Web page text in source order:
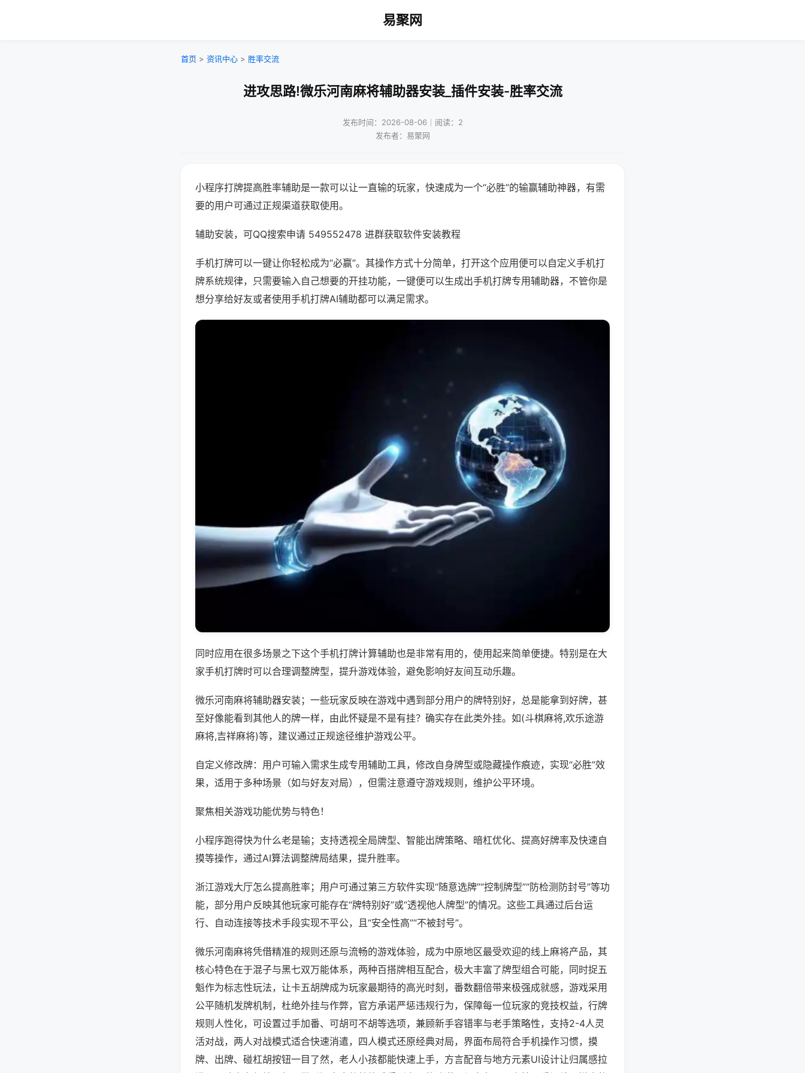
易聚网
首页 > 资讯中心 > 胜率交流
进攻思路!微乐河南麻将辅助器安装_插件安装-胜率交流
发布时间：2026-08-06｜阅读：2
发布者：易聚网
小程序打牌提高胜率辅助是一款可以让一直输的玩家，快速成为一个“必胜”的输赢辅助神器，有需
要的用户可通过正规渠道获取使用。
辅助安装，可QQ搜索申请 549552478 进群获取软件安装教程
手机打牌可以一键让你轻松成为“必赢”。其操作方式十分简单，打开这个应用便可以自定义手机打
牌系统规律，只需要输入自己想要的开挂功能，一键便可以生成出手机打牌专用辅助器，不管你是
想分享给好友或者使用手机打牌AI辅助都可以满足需求。
同时应用在很多场景之下这个手机打牌计算辅助也是非常有用的，使用起来简单便捷。特别是在大
家手机打牌时可以合理调整牌型，提升游戏体验，避免影响好友间互动乐趣。
微乐河南麻将辅助器安装；一些玩家反映在游戏中遇到部分用户的牌特别好，总是能拿到好牌，甚
至好像能看到其他人的牌一样，由此怀疑是不是有挂？确实存在此类外挂。如(斗棋麻将,欢乐途游
麻将,吉祥麻将)等，建议通过正规途径维护游戏公平。
自定义修改牌：用户可输入需求生成专用辅助工具，修改自身牌型或隐藏操作痕迹，实现“必胜”效
果，适用于多种场景（如与好友对局），但需注意遵守游戏规则，维护公平环境。
聚焦相关游戏功能优势与特色！
小程序跑得快为什么老是输；支持透视全局牌型、智能出牌策略、暗杠优化、提高好牌率及快速自
摸等操作，通过AI算法调整牌局结果，提升胜率。
浙江游戏大厅怎么提高胜率；用户可通过第三方软件实现“随意选牌”“控制牌型”“防检测防封号”等功
能，部分用户反映其他玩家可能存在“牌特别好”或“透视他人牌型”的情况。这些工具通过后台运
行、自动连接等技术手段实现不平公，且“安全性高”“不被封号”。
微乐河南麻将凭借精准的规则还原与流畅的游戏体验，成为中原地区最受欢迎的线上麻将产品，其
核心特色在于混子与黑七双万能体系，两种百搭牌相互配合，极大丰富了牌型组合可能，同时捉五
魁作为标志性玩法，让卡五胡牌成为玩家最期待的高光时刻，番数翻倍带来极强成就感，游戏采用
公平随机发牌机制，杜绝外挂与作弊，官方承诺严惩违规行为，保障每一位玩家的竞技权益，行牌
规则人性化，可设置过手加番、可胡可不胡等选项，兼顾新手容错率与老手策略性，支持2-4人灵
活对战，两人对战模式适合快速消遣，四人模式还原经典对局，界面布局符合手机操作习惯，摸
牌、出牌、碰杠胡按钮一目了然，老人小孩都能快速上手，方言配音与地方元素UI设计让归属感拉